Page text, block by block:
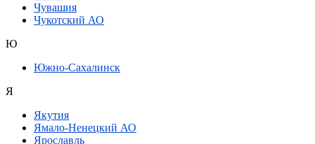
Чувашия
Чукотский АО
Ю
Южно-Сахалинск
Я
Якутия
Ямало-Ненецкий АО
Ярославль